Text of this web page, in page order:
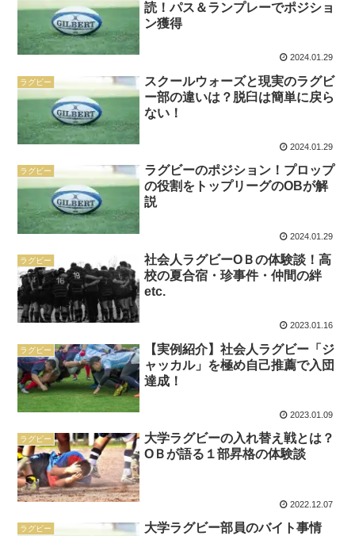
読！パス＆ランプレーでポジショ
ン獲得
2024.01.29
ラグビー
スクールウォーズと現実のラグビ
ー部の違いは？脱臼は簡単に戻ら
ない！
2024.01.29
ラグビー
ラグビーのポジション！プロップ
の役割をトップリーグのOBが解
説
2024.01.29
ラグビー
社会人ラグビーOＢの体験談！高
校の夏合宿・珍事件・仲間の絆
etc.
2023.01.16
ラグビー
【実例紹介】社会人ラグビー「ジ
ャッカル」を極め自己推薦で入団
達成！
2023.01.09
ラグビー
大学ラグビーの入れ替え戦とは？
OＢが語る１部昇格の体験談
2022.12.07
ラグビー
大学ラグビー部員のバイト事情